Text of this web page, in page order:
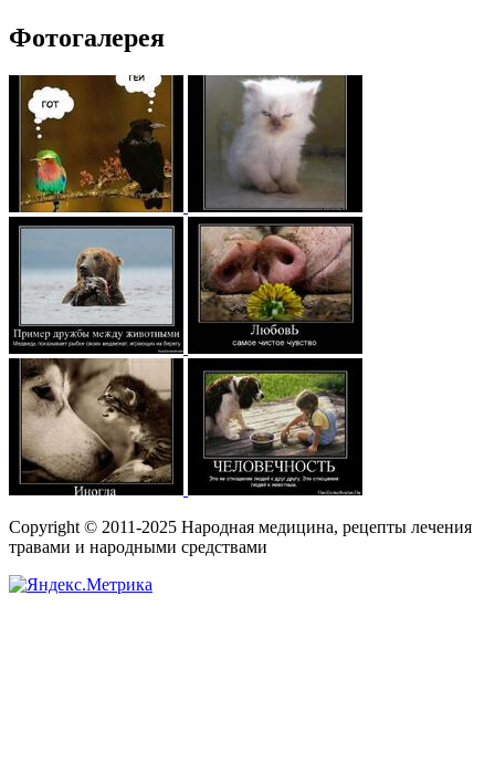
Фотогалерея
Copyright © 2011-2025 Народная медицина, рецепты лечения
травами и народными средствами